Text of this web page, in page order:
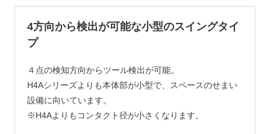
4方向から検出が可能な小型のスイングタイ
プ
４点の検知方向からツール検出が可能。
H4Aシリーズよりも本体部が小型で、スペースのせまい
設備に向いています。
※H4Aよりもコンタクト径が小さくなります。